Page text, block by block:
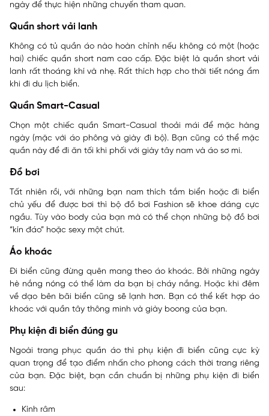
ngày để thực hiện những chuyến tham quan.
Quần short vải lanh
Không có tủ quần áo nào hoàn chỉnh nếu không có một (hoặc
hai) chiếc quần short nam cao cấp. Đặc biệt là quần short vải
lanh rất thoáng khí và nhẹ. Rất thích hợp cho thời tiết nóng ẩm
khi đi du lịch biển.
Quần Smart-Casual
Chọn một chiếc quần Smart-Casual thoải mái để mặc hàng
ngày (mặc với áo phông và giày đi bộ). Bạn cũng có thể mặc
quần này để đi ăn tối khi phối với giày tây nam và áo sơ mi.
Đồ bơi
Tất nhiên rồi, với những bạn nam thích tắm biển hoặc đi biển
chủ yếu để được bơi thì bộ đồ bơi Fashion sẽ khoe dáng cực
ngầu. Tùy vào body của bạn mà có thể chọn những bộ đồ bơi
“kín đáo” hoặc sexy một chút.
Áo khoác
Đi biển cũng đừng quên mang theo áo khoác. Bởi những ngày
hè nắng nóng có thể làm da bạn bị cháy nắng. Hoặc khi đêm
về dạo bên bãi biển cũng sẽ lạnh hơn. Bạn có thể kết hợp áo
khoác với quần tây thông minh và giày boong của bạn.
Phụ kiện đi biển đúng gu
Ngoài trang phục quần áo thì phụ kiện đi biển cũng cực kỳ
quan trọng để tạo điểm nhấn cho phong cách thời trang riêng
của bạn. Đặc biệt, bạn cần chuẩn bị những phụ kiện đi biển
sau:
Kính râm